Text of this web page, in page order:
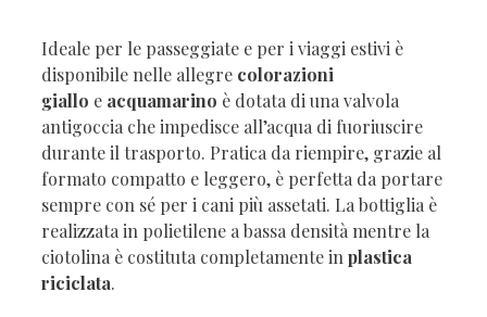
Ideale per le passeggiate e per i viaggi estivi è
disponibile nelle allegre colorazioni
giallo e acquamarino è dotata di una valvola
antigoccia che impedisce all’acqua di fuoriuscire
durante il trasporto. Pratica da riempire, grazie al
formato compatto e leggero, è perfetta da portare
sempre con sé per i cani più assetati. La bottiglia è
realizzata in polietilene a bassa densità mentre la
ciotolina è costituta completamente in plastica
riciclata.